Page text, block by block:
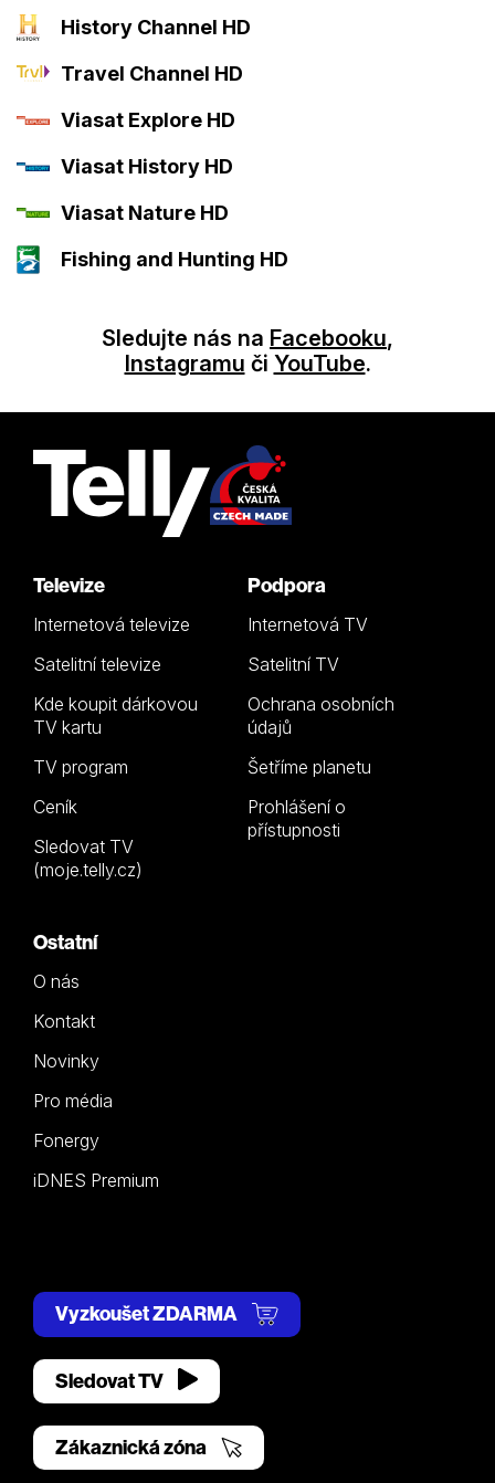
History Channel HD
Travel Channel HD
Viasat Explore HD
Viasat History HD
Viasat Nature HD
Fishing and Hunting HD
Sledujte nás na Facebooku,
Instagramu či YouTube.
Televize
Internetová televize
Satelitní televize
Kde koupit dárkovou
TV kartu
TV program
Ceník
Sledovat TV
(moje.telly.cz)
Podpora
Internetová TV
Satelitní TV
Ochrana osobních
údajů
Šetříme planetu
Prohlášení o
přístupnosti
Ostatní
O nás
Kontakt
Novinky
Pro média
Fonergy
iDNES Premium
Vyzkoušet ZDARMA
Sledovat TV
Zákaznická zóna